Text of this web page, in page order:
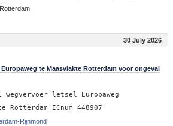
30 July 2026
Europaweg te Maasvlakte Rotterdam voor ongeval
wegvervoer letsel Europaweg
Rotterdam ICnum 448907
Rijnmond